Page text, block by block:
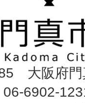
市
Kadoma
City 大阪府門
6902-